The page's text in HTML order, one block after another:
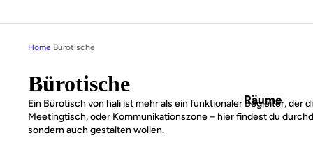
Räume
Home Bürotische
Bürotische
Ein Bürotisch von hali ist mehr als ein funktionaler Begleiter,
Meetingtisch, oder Kommunikationszone – hier findest du
sondern auch gestalten wollen.